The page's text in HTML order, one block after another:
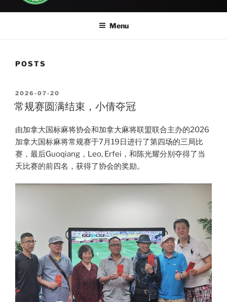
Menu
POSTS
POSTED
ON
2026-07-20
常规赛圆满结束，小倩夺冠
由加拿大国标麻将协会和加拿大麻将联盟联合主办的2026
加拿大国标麻将常规赛于7月19日进行了第四场的三局比
赛，最后Guoqiang，Leo, Erfei，和陈光耀分别夺得了当
天比赛的前四名，获得了协会的奖励。